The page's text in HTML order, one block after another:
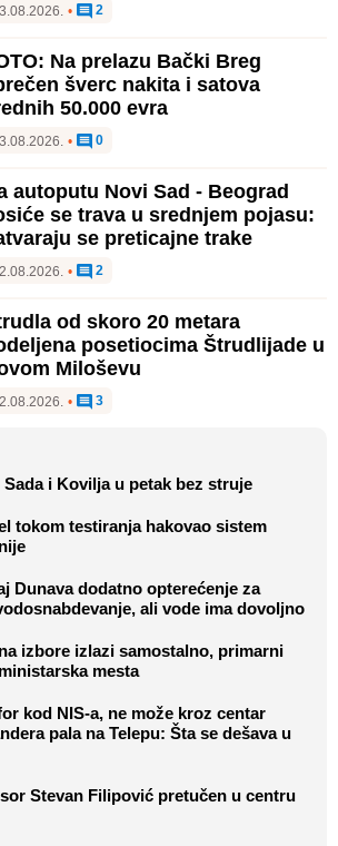
• 2
Na prelazu Bački Breg
šverc nakita i satova
50.000 evra
• 0
autoputu Novi Sad - Beograd
se trava u srednjem pojasu:
se preticajne trake
• 2
od skoro 20 metara
posetiocima Štrudlijade u
Miloševu
• 3
i Kovilja u petak bez struje
tokom testiranja hakovao sistem
Dunava dodatno opterećenje za
ali vode ima dovoljno
izbore izlazi samostalno, primarni
mesta
kod NIS-a, ne može kroz centar
pala na Telepu: Šta se dešava u
Stevan Filipović pretučen u centru